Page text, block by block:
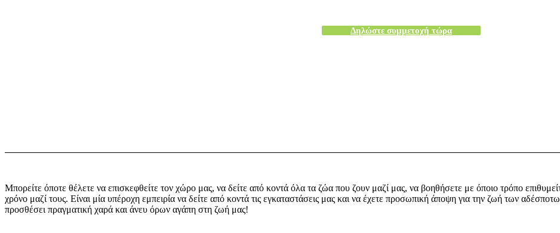
Δηλώστε συμμετοχή τώρα
Μπορείτε όποτε θέλετε να επισκεφθείτε τον χώρο μας, να δείτε από κοντά όλα τα ζώα που ζουν μαζί μας, να βοηθήσετε με όποιο τρόπο
χρόνο μαζί τους. Είναι μία υπέροχη εμπειρία να δείτε από κοντά τις εγκαταστάσεις μας και να έχετε προσωπική άποψη για την ζωή των
προσθέσει πραγματική χαρά και άνευ όρων αγάπη στη ζωή μας!